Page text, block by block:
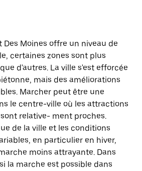
Des Moines offre un niveau de
certaines zones sont plus
d'autres. La ville s'est efforcée
mais des améliorations
Marcher peut être une
le centre-ville où les attractions
relative- ment proches.
de la ville et les conditions
en particulier en hiver,
moins attrayante. Dans
la marche est possible dans